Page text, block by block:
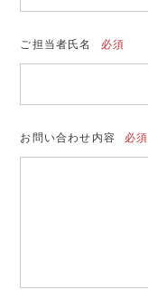
ご担当者氏名 必須
お問い合わせ内容 必須